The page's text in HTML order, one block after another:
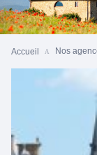
Accueil Nos